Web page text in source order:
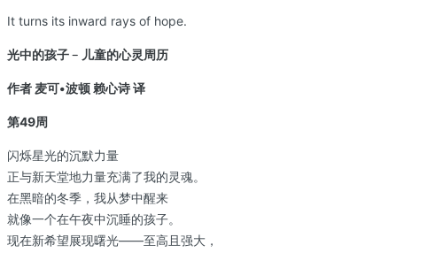
It turns its inward rays of hope.
光中的孩子﹣儿童的心灵周历
作者 麦可•波顿 赖心诗 译
第49周
闪烁星光的沉默力量
正与新天堂地力量充满了我的灵魂。
在黑暗的冬季，我从梦中醒来
就像一个在午夜中沉睡的孩子。
现在新希望展现曙光——至高且强大，